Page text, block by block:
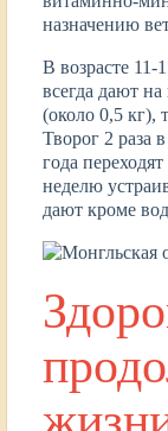
назначению
В возрасте 11-
всегда дают
(около 0,5 кг),
Творог 2 раза
года
неделю
дают кроме